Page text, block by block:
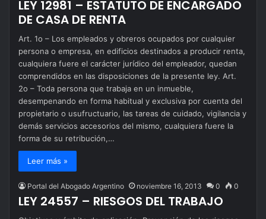
LEY 12981 – ESTATUTO DE ENCARGADO
DE CASA DE RENTA
Art. 1o – Los empleados y obreros ocupados por cualquier
persona o empresa, en edificios destinados a producir renta,
cualquiera fuere el carácter jurídico del empleador, quedan
comprendidos en las disposiciones de la presente ley. Art.
2o – Toda persona que trabaja en un inmueble,
desempenando en forma habitual y exclusiva por cuenta del
propietario o usufructuario, las tareas de cuidado, vigilancia y
demás servicios accesorios del mismo, cualquiera fuere la
forma de su retribución,…
Leer más »
Portal del Abogado Argentino noviembre 16, 2013 0 0
LEY 24557 – RIESGOS DEL TRABAJO